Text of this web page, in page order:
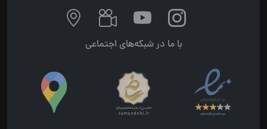
با ما در شبکه‌های اجتماعی